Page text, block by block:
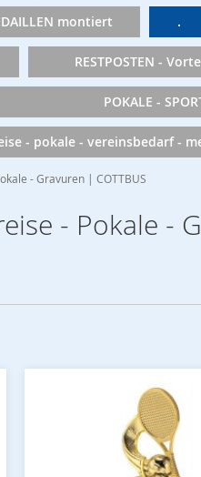
montiert .
RESTPOSTEN -
POKALE -
- pokale - vereinsbedarf -
- Gravuren | COTTBUS
- Pokale -